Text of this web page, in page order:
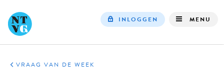
INLOGGEN MENU
VRAAG VAN DE WEEK